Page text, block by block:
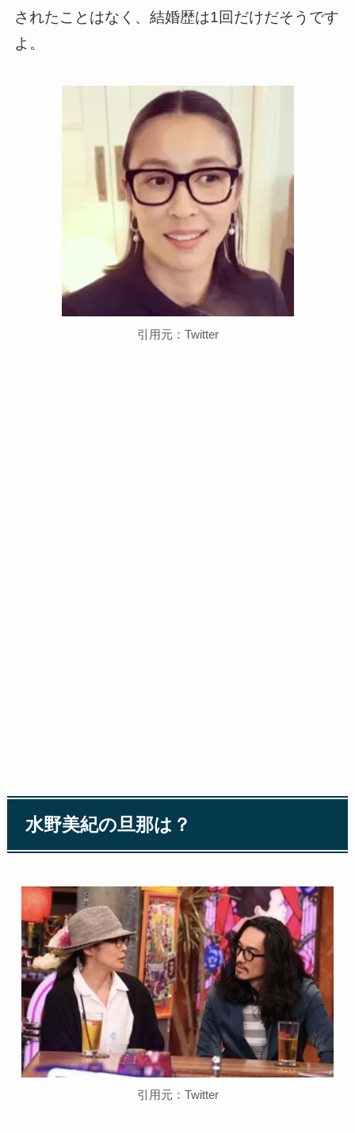
されたことはなく、結婚歴は1回だけだそうです
よ。
引用元：Twitter
水野美紀の旦那は？
引用元：Twitter